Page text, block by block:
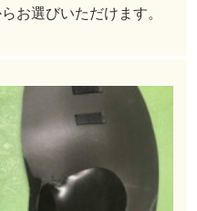
お選びいただけます。